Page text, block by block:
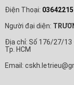
Điện Thoại:
Người đại diện:
Địa chỉ: Số 176/27/13
Tp. HCM
Email: